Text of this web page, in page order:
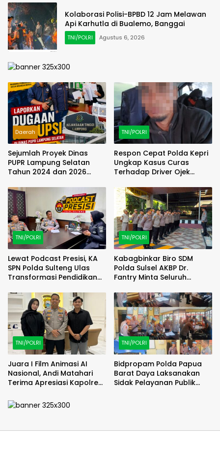
Kolaborasi Polisi-BPBD 12 Jam Melawan
Api Karhutla di Bualemo, Banggai
TNI/POLRI Agustus 6, 2026
Daerah
Sejumlah Proyek Dinas
PUPR Lampung Selatan
Tahun 2024 dan 2026
KEJATI Lampung
TNI/POLRI
Respon Cepat Polda Kepri
Ungkap Kasus Curas
Terhadap Driver Ojek
Berhasil Diamankan
TNI/POLRI
Lewat Podcast Presisi, KA
SPN Polda Sulteng Ulas
Transformasi Pendidikan
TNI/POLRI
Kabagbinkar Biro SDM
Polda Sulsel AKBP Dr.
Fantry Minta Seluruh
Debu
TNI/POLRI
Juara I Film Animasi AI
Nasional, Andi Matahari
Terima Apresiasi Kapolres
TNI/POLRI
Bidpropam Polda Papua
Barat Daya Laksanakan
Sidak Pelayanan Publik